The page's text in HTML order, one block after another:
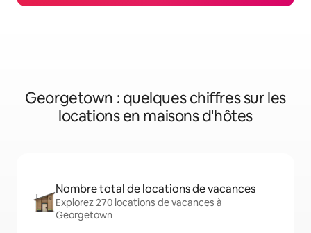
Georgetown : quelques chiffres sur les
locations en maisons d'hôtes
Nombre total de locations de vacances
Explorez 270 locations de vacances à
Georgetown